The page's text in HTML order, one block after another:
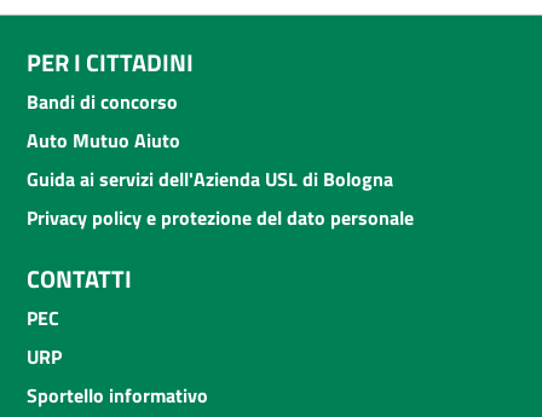
PER I CITTADINI
Bandi di concorso
Auto Mutuo Aiuto
Guida ai servizi dell'Azienda USL di Bologna
Privacy policy e protezione del dato personale
CONTATTI
PEC
URP
Sportello informativo